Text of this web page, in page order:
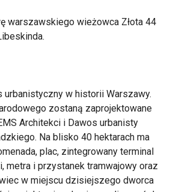
warszawskiego wieżowca Złota 44
urbanistyczny w historii Warszawy.
zostaną zaprojektowane
Architekci i Dawos urbanisty
Na blisko 40 hektarach ma
plac, zintegrowany terminal
metra i przystanek tramwajowy oraz
w miejscu dzisiejszego dworca